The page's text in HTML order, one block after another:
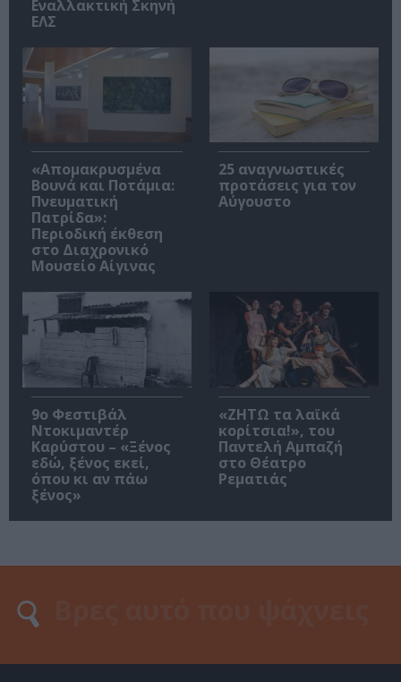
Εναλλακτική Σκηνή
ΕΛΣ
«Απομακρυσμένα
Βουνά και Ποτάμια:
Πνευματική
Πατρίδα»:
Περιοδική έκθεση
στο Διαχρονικό
Μουσείο Αίγινας
25 αναγνωστικές
προτάσεις για τον
Αύγουστο
9ο Φεστιβάλ
Ντοκιμαντέρ
Καρύστου – «Ξένος
εδώ, ξένος εκεί,
όπου κι αν πάω
ξένος»
«ΖΗΤΩ τα λαϊκά
κορίτσια!», του
Παντελή Αμπαζή
στο Θέατρο
Ρεματιάς